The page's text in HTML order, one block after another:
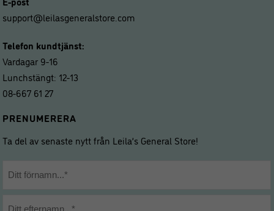
support@leilasgeneralstore.com
Telefon kundtjänst:
Vardagar 9-16
Lunchstängt: 12-13
08-667 61 27
PRENUMERERA
Ta del av senaste nytt från Leila’s General Store!